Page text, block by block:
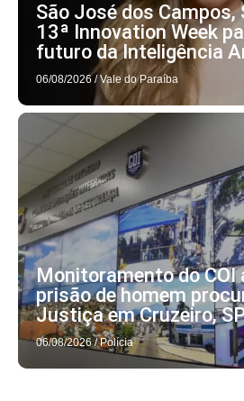
São José dos Campos,
13ª Innovation Week
futuro da Inteligência
06/08/2026 / Vale do Paraíba
Monitoramento do COI
prisão de homem
Justiça em Cruzeiro,
06/08/2026 / Polícia